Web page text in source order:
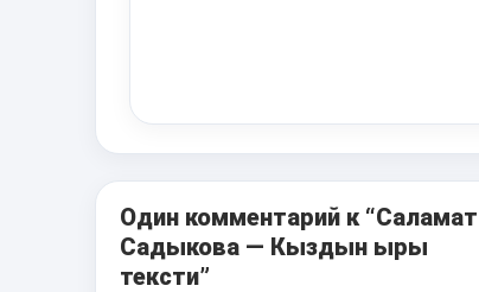
Один комментарий к “Саламат
Садыкова — Кыздын ыры
тексти”